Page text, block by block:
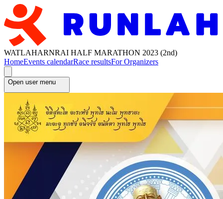
WATLAHARNRAI HALF MARATHON 2023 (2nd)
HomeEvents calendarRace resultsFor Organizers
Open user menu